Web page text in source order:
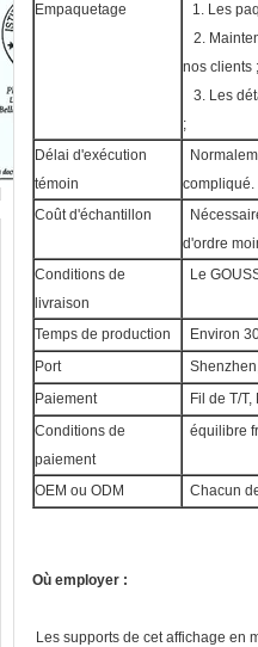
Empaquetage
1. Les
2.
nos clients ;
3. Les
;
Délai d'exécution
témoin
compliqué.
Coût d'échantillon
d'ordre
Conditions de
livraison
Le
Temps de production
Environ
Port
Paiement
Fil de T/
Conditions de
paiement
équilibre
OEM ou ODM Chacun
Où employer :
Les supports de cet affichage en